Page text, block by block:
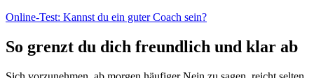
Online-Test: Kannst du ein guter Coach sein?
So grenzt du dich freundlich und klar ab